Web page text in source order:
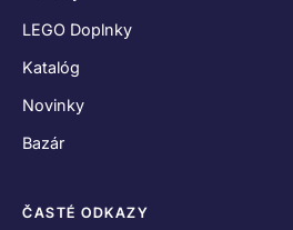
LEGO Doplnky
Katalóg
Novinky
Bazár
ČASTÉ ODKAZY